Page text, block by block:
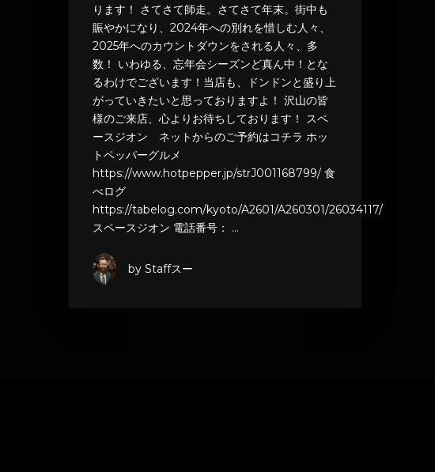
ります！ さてさて師走。さてさて年末。街中も
賑やかになり、2024年への別れを惜しむ人々、
2025年へのカウントダウンをされる人々、多
数！ いわゆる、忘年会シーズンど真ん中！とな
るわけでございます！当店も、ドンドンと盛り上
がっていきたいと思っておりますよ！ 沢山の皆
様のご来店、心よりお待ちしております！ スペ
ースジオン ネットからのご予約はコチラ ホッ
トペッパーグルメ
https://www.hotpepper.jp/strJ001168799/ 食
べログ
https://tabelog.com/kyoto/A2601/A260301/26034117/
スペースジオン 電話番号： …
by Staffスー